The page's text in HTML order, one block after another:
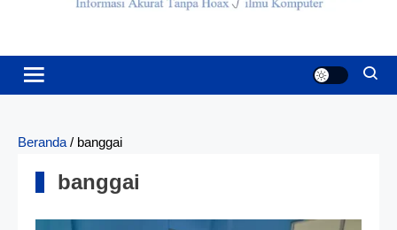
Beranda / banggai
banggai